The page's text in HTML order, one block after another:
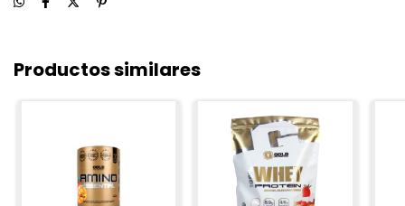
Productos similares